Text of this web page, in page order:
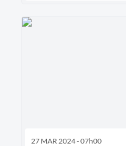
27 MAR 2024 - 07h00